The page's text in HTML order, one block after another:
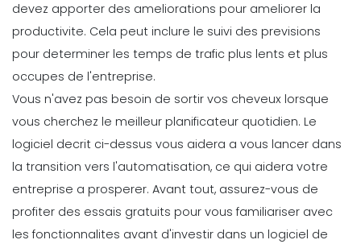
devez apporter des ameliorations pour ameliorer la
productivite. Cela peut inclure le suivi des previsions
pour determiner les temps de trafic plus lents et plus
occupes de l'entreprise.
Vous n'avez pas besoin de sortir vos cheveux lorsque
vous cherchez le meilleur planificateur quotidien. Le
logiciel decrit ci-dessus vous aidera a vous lancer dans
la transition vers l'automatisation, ce qui aidera votre
entreprise a prosperer. Avant tout, assurez-vous de
profiter des essais gratuits pour vous familiariser avec
les fonctionnalites avant d'investir dans un logiciel de